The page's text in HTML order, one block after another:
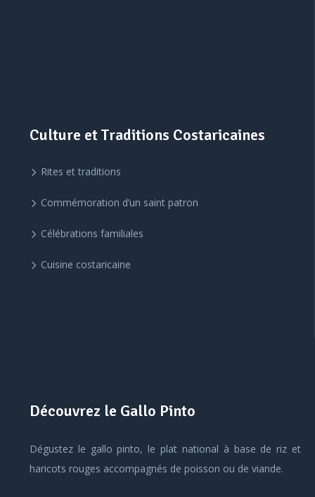
Culture et Traditions Costaricaines
Rites et traditions
Commémoration d’un saint patron
Célébrations familiales
Cuisine costaricaine
Découvrez le Gallo Pinto
Dégustez le gallo pinto, le plat national à base de riz et
haricots rouges accompagnés de poisson ou de viande.